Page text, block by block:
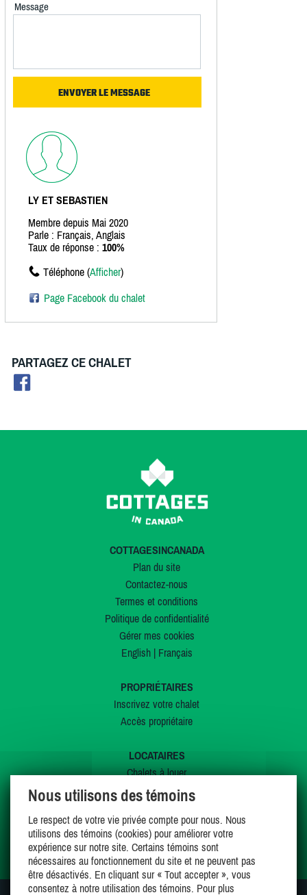
Message
LY ET SEBASTIEN
Membre depuis Mai 2020
Parle : Français, Anglais
Taux de réponse : 100%
Téléphone (Afficher)
Page Facebook du chalet
PARTAGEZ CE CHALET
COTTAGESINCANADA
Plan du site
Contactez-nous
Termes et conditions
Politique de confidentialité
Gérer mes cookies
English| Français
PROPRIÉTAIRES
Inscrivez votre chalet
Accès propriétaire
LOCATAIRES
Chalets à louer
Chalets à vendre
Offres spéciales
Mes favoris
Nous utilisons des témoins
Le respect de votre vie privée compte pour nous. Nous
utilisons des témoins (cookies) pour améliorer votre
expérience sur notre site. Certains témoins sont
nécessaires au fonctionnement du site et ne peuvent pas
être désactivés. En cliquant sur « Tout accepter », vous
consentez à notre utilisation des témoins. Pour plus